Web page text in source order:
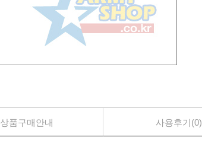
상품구매안내 사용후기(0)